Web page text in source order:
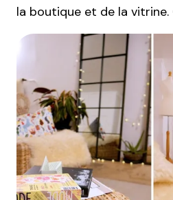
la boutique et de la vitrine.